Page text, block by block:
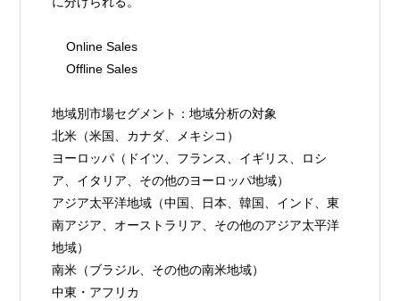
    Online Sales
    Offline Sales
地域別市場セグメント：地域分析の対象
北米（米国、カナダ、メキシコ）
ヨーロッパ（ドイツ、フランス、イギリス、ロシ
ア、イタリア、その他のヨーロッパ地域）
アジア太平洋地域（中国、日本、韓国、インド、東
南アジア、オーストラリア、その他のアジア太平洋
地域）
南米（ブラジル、その他の南米地域）
中東・アフリカ